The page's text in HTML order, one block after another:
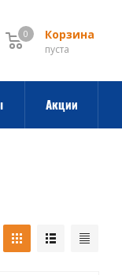
Корзина
0
пуста
0
Акции